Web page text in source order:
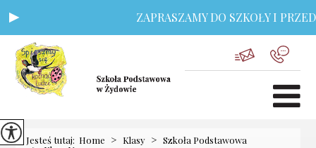
ZAPRASZAMY DO SZKOŁY I
Jesteś tutaj: Home > Klasy > Szkoła Podstawowa